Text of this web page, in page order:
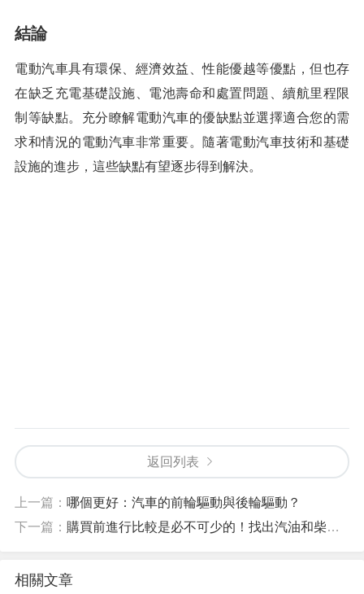
結論
電動汽車具有環保、經濟效益、性能優越等優點，但也存
在缺乏充電基礎設施、電池壽命和處置問題、續航里程限
制等缺點。充分瞭解電動汽車的優缺點並選擇適合您的需
求和情況的電動汽車非常重要。隨著電動汽車技術和基礎
設施的進步，這些缺點有望逐步得到解決。
返回列表
上一篇： 哪個更好：汽車的前輪驅動與後輪驅動？
下一篇： 購買前進行比較是必不可少的！找出汽油和柴油的區別
相關文章